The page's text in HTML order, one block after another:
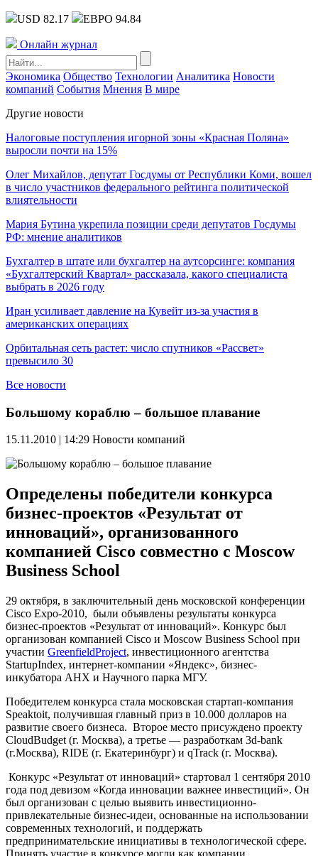
USD 82.17 ЕВРО 94.84
Онлайн журнал
Экономика Общество Технологии Аналитика Новости
компаний События Мнения В мире
Другие новости
Налоговые поступления игорной зоны «Красная Поляна»
выросли почти на 15%
Олег Михайлов, депутат Госдумы от Республики Коми, вошел
в число участников федерального рейтинга политической
влиятельности
Мария Бутина укрепила позиции среди депутатов Госдумы
РФ: мнение аналитиков
Бухгалтер в штате или бухгалтер на аутсорсинге: компания
«Бухгалтерский Квартал» рассказала, какого специалиста
выбрать в 2026 году
Иран усиливает давление на Кувейт из-за участия в
американских операциях
Орбитальная сеть растет: число спутников «Рассвет»
превысило 30
Все новости
Большому кораблю – большое плавание
15.11.2010 | 14:29 Новости компаний
Определены победители конкурса
бизнес-проектов «Результат от
инноваций», организованного
компанией Cisco совместно с Moscow
Business School
29 октября, в заключительный день московской конференции
Cisco Expo-2010, были объявлены результаты конкурса
бизнес-проектов «Результат от инноваций». Конкурс был
организован компанией Cisco и Moscow Business School при
участии GreenfieldProject, инвестиционного агентства
StartupIndex, интернет-компании «Яндекс», бизнес-
инкубатора АНХ и Научного парка МГУ.
Победителем конкурса стала московская стартап-компания
Speaktoit, получившая главный приз в 10.000 долларов на
развитие своего бизнеса. Второе место присуждено проекту
CloudBudget (г. Москва), а третье — разработкам 3d-bank
(г.Москва), RIDE (г. Екатеринбург) и qTrack (г. Москва).
Конкурс «Результат от инноваций» стартовал 1 сентября 2010
года под девизом «Когда инновации важнее инвестиций». Он
был организован с целью выявить инвестиционно-
привлекательные бизнес-идеи, основанные на использовании
современных технологий, и поддержать
предпринимательские инициативы в технологической сфере.